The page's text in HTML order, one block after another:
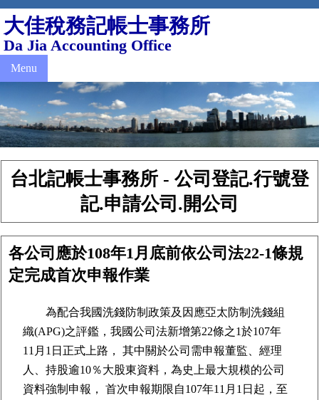
大佳稅務記帳士事務所
Da Jia Accounting Office
Menu
台北記帳士事務所 - 公司登記.行號登
記.申請公司.開公司
各公司應於108年1月底前依公司法22-1條規
定完成首次申報作業
為配合我國洗錢防制政策及因應亞太防制洗錢組
織(APG)之評鑑，我國公司法新增第22條之1於107年
11月1日正式上路， 其中關於公司需申報董監、經理
人、持股逾10％大股東資料，為史上最大規模的公司
資料強制申報， 首次申報期限自107年11月1日起，至